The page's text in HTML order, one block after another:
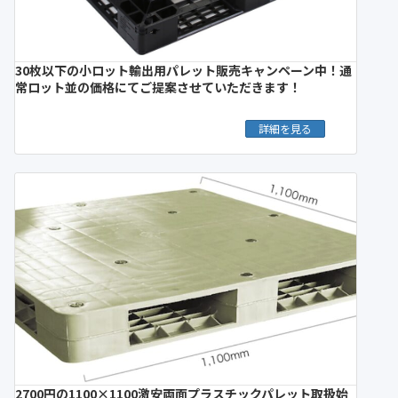
30枚以下の小ロット輸出用パレット販売キャンペーン中！通
常ロット並の価格にてご提案させていただきます！
詳細を見る
2700円の1100×1100激安両面プラスチックパレット取扱始